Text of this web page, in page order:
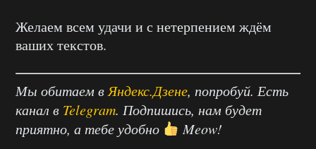
Желаем всем удачи и с нетерпением ждём
ваших текстов.
Мы обитаем в Яндекс.Дзене, попробуй. Есть
канал в Telegram. Подпишись, нам будет
приятно, а тебе удобно
Meow!